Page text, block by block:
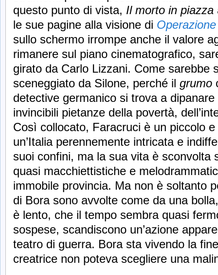
questo punto di vista, Il morto in piazza
le sue pagine alla visione di
sullo schermo irrompe anche il valore
rimanere sul piano cinematografico,
girato da Carlo Lizzani. Come sarebbe
sceneggiato da Silone, perché il grumo
detective germanico si trova a
invincibili pietanze della povertà,
Così collocato, Faracruci è un piccolo
un’Italia perennemente intricata e
suoi confini, ma la sua vita è sconvolta
quasi macchiettistiche e
immobile provincia. Ma non è soltanto
di Bora sono avvolte come da una
è lento, che il tempo sembra quasi
sospese, scandiscono un’azione
teatro di guerra. Bora sta vivendo la
creatrice non poteva scegliere una